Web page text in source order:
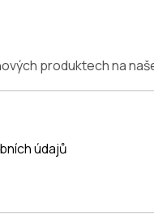
produktech na
údajů